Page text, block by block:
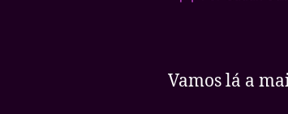
Vamos lá a